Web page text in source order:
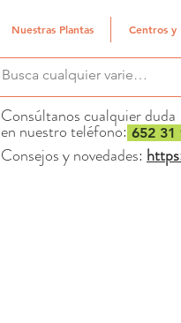
Nuestras Plantas Centros y
Consúltanos cualquier duda
en nuestro teléfono: 652 31
Consejos y novedades: